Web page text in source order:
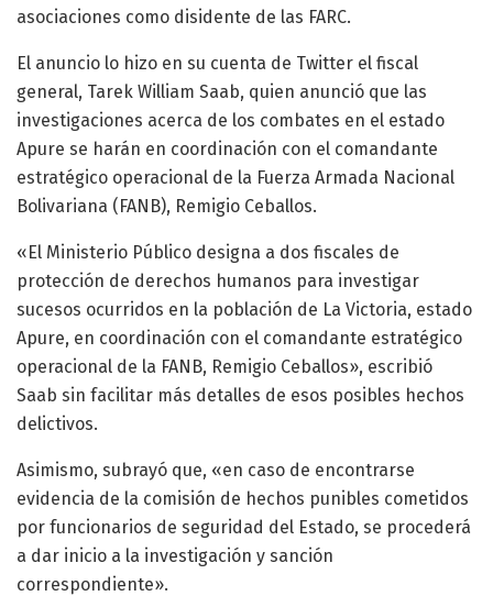
asociaciones como disidente de las FARC.
El anuncio lo hizo en su cuenta de Twitter el fiscal
general, Tarek William Saab, quien anunció que las
investigaciones acerca de los combates en el estado
Apure se harán en coordinación con el comandante
estratégico operacional de la Fuerza Armada Nacional
Bolivariana (FANB), Remigio Ceballos.
«El Ministerio Público designa a dos fiscales de
protección de derechos humanos para investigar
sucesos ocurridos en la población de La Victoria, estado
Apure, en coordinación con el comandante estratégico
operacional de la FANB, Remigio Ceballos», escribió
Saab sin facilitar más detalles de esos posibles hechos
delictivos.
Asimismo, subrayó que, «en caso de encontrarse
evidencia de la comisión de hechos punibles cometidos
por funcionarios de seguridad del Estado, se procederá
a dar inicio a la investigación y sanción
correspondiente».